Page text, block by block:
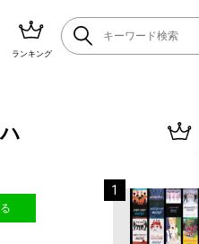
ランキング